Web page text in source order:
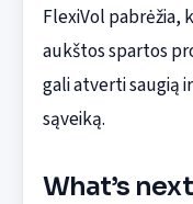
FlexiVol pabrėžia,
aukštos spartos
gali atverti saugią
sąveiką.
What’s next